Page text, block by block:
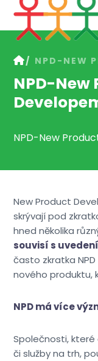
NPD-NEW
NPD-New
NPD-New
New Product
skrývají pod
hned několika
souvisí s
často zkratka
nového produktu,
NPD má více
Společnosti,
či služby na trh,